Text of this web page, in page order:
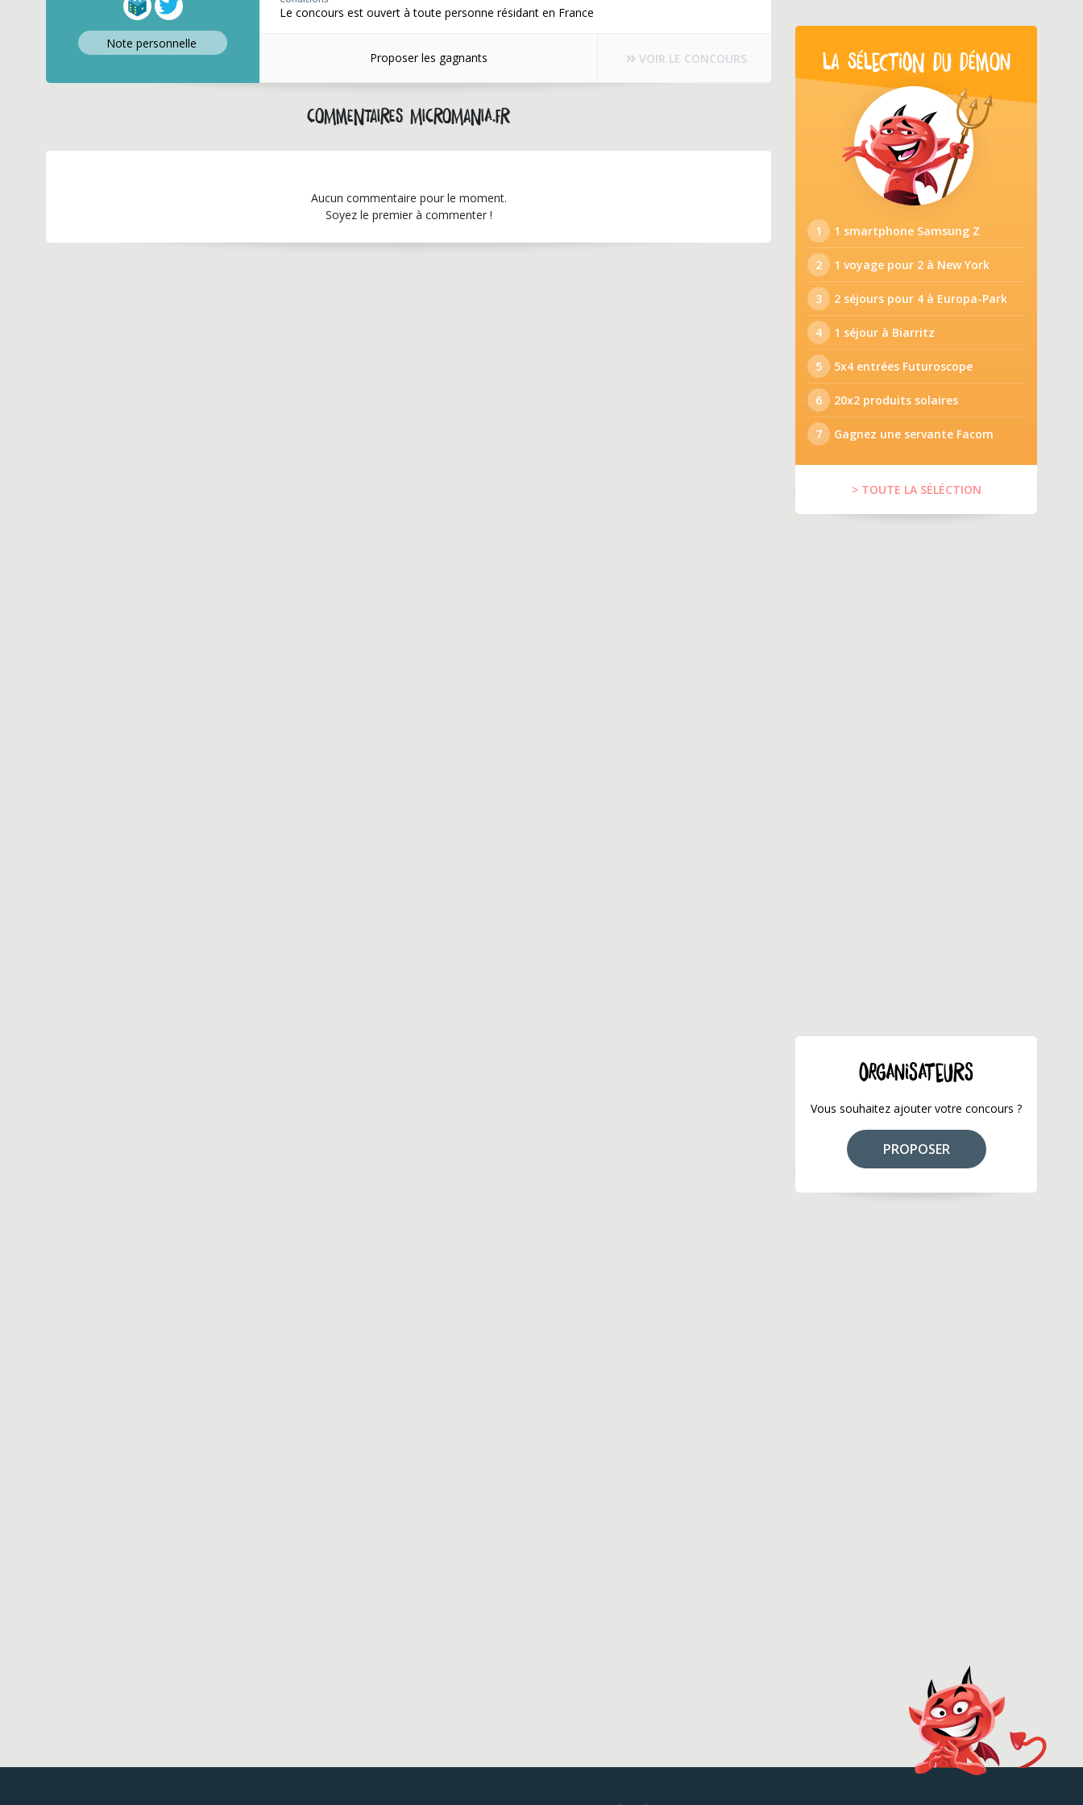
Note personnelle
Le concours est ouvert à toute personne résidant en France
Proposer les gagnants VOIR LE CONCOURS
Commentaires micromania.fr
Aucun commentaire pour le moment.
Soyez le premier à commenter !
LA SÉLECTION DU DÉMON
1 1 smartphone Samsung Z
2 1 voyage pour 2 à New York
3 2 séjours pour 4 à Europa-Park
4 1 séjour à Biarritz
5 5x4 entrées Futuroscope
6 20x2 produits solaires
7 Gagnez une servante Facom
> TOUTE LA SÉLÉCTION
ORGANISATEURS
Vous souhaitez ajouter votre concours ?
PROPOSER